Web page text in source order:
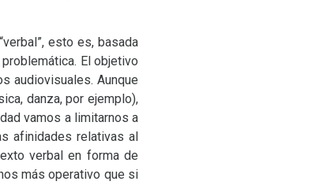
esto es, basada
El objetivo
audiovisuales. Aunque
danza, por ejemplo),
vamos a limitarnos a
afinidades relativas al
verbal en forma de
más operativo que si